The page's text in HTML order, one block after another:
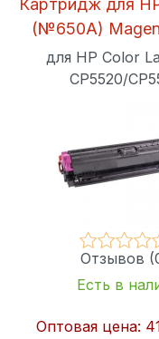
(№650A)
для HP Color
CP5520/
Отзывов
Есть в
Оптовая цена: